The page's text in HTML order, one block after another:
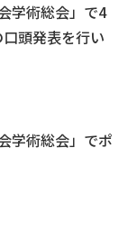
学術総会」で4
頭発表を行い
学術総会」でポ